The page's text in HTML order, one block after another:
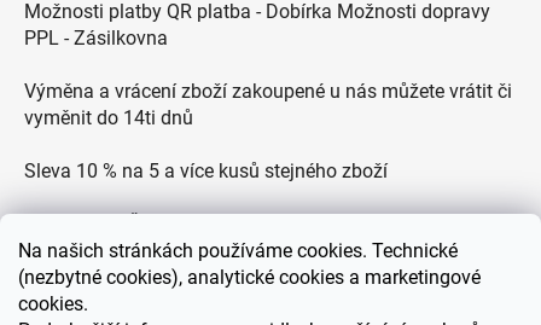
Na našich stránkách používáme cookies. Technické
(nezbytné cookies), analytické cookies a marketingové
cookies.
Možnosti platby QR platba - Dobírka Možnosti dopravy
PPL - Zásilkovna
Výměna a vrácení zboží zakoupené u nás můžete vrátit či
vyměnit do 14ti dnů
Sleva 10 % na 5 a více kusů stejného zboží
Zákaznická podpora každý všední den od 9.00 do 18.00
hodin